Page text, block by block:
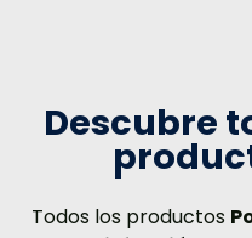
Descubre
Todos los productos